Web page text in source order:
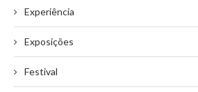
Experiência
Exposições
Festival